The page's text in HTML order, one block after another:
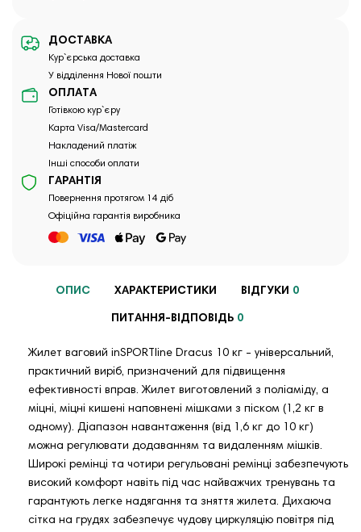
ДОСТАВКА
Кур`єрська доставка
У відділення Нової пошти
ОПЛАТА
Готівкою кур`єру
Карта Visa/Mastercard
Накладений платіж
Інші способи оплати
ГАРАНТІЯ
Повернення протягом 14 діб
Офіційна гарантія виробника
ОПИС ХАРАКТЕРИСТИКИ ВІДГУКИ 0
ПИТАННЯ-ВІДПОВІДЬ 0
Жилет ваговий inSPORTline Dracus 10 кг - універсальний,
практичний виріб, призначений для підвищення
ефективності вправ. Жилет виготовлений з поліаміду, а
міцні, міцні кишені наповнені мішками з піском (1,2 кг в
одному). Діапазон навантаження (від 1,6 кг до 10 кг)
можна регулювати додаванням та видаленням мішків.
Широкі ремінці та чотири регульовані ремінці забезпечують
високий комфорт навіть під час найважчих тренувань та
гарантують легке надягання та зняття жилета. Дихаюча
сітка на грудях забезпечує чудову циркуляцію повітря під